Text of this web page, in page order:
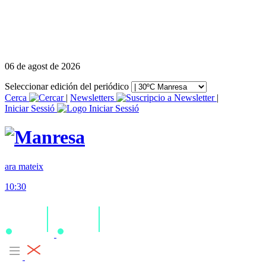
06 de agost de 2026
Seleccionar edición del periódico
Cerca
| Newsletters
|
Iniciar Sessió
ara mateix
10:30